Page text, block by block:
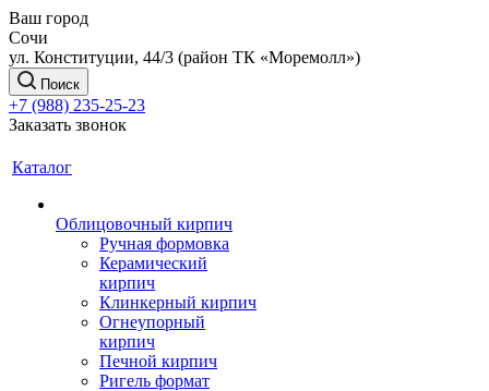
Ваш город
Сочи
ул. Конституции, 44/3 (район ТК «Моремолл»)
Поиск
+7 (988) 235-25-23
Заказать звонок
Каталог
Облицовочный кирпич
Ручная формовка
Керамический
кирпич
Клинкерный кирпич
Огнеупорный
кирпич
Печной кирпич
Ригель формат